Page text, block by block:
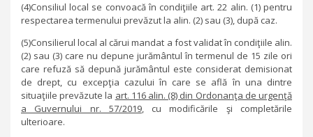
(4)Consiliul local se convoacă în condiţiile art. 22 alin. (1) pentru
respectarea termenului prevăzut la alin. (2) sau (3), după caz.
(5)Consilierul local al cărui mandat a fost validat în condiţiile alin.
(2) sau (3) care nu depune jurământul în termenul de 15 zile ori
care refuză să depună jurământul este considerat demisionat
de drept, cu excepţia cazului în care se află în una dintre
situaţiile prevăzute la art. 116 alin. (8) din Ordonanţa de urgenţă
a Guvernului nr. 57/2019, cu modificările şi completările
ulterioare.